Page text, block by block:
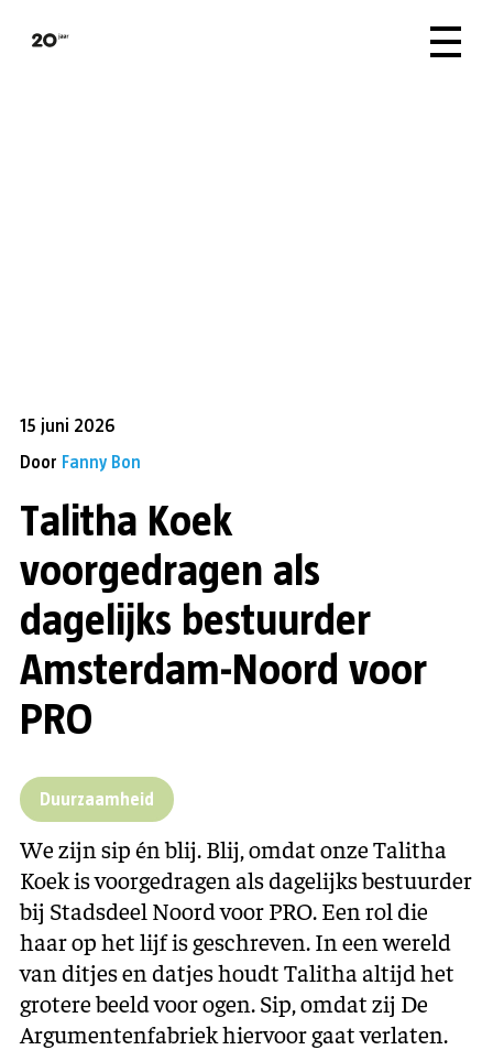
15 juni 2026
Door Fanny Bon
Talitha Koek
voorgedragen als
dagelijks bestuurder
Amsterdam-Noord voor
PRO
Duurzaamheid
We zijn sip én blij. Blij, omdat onze Talitha
Koek is voorgedragen als dagelijks bestuurder
bij Stadsdeel Noord voor PRO. Een rol die
haar op het lijf is geschreven. In een wereld
van ditjes en datjes houdt Talitha altijd het
grotere beeld voor ogen. Sip, omdat zij De
Argumentenfabriek hiervoor gaat verlaten.